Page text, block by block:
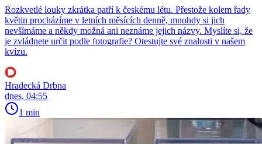
Rozkvetlé louky zkrátka patří k českému létu. Přestože kolem řady
květin procházíme v letních měsících denně, mnohdy si jich
nevšímáme a někdy možná ani neznáme jejich názvy. Myslíte si, že
je zvládnete určit podle fotografie? Otestujte své znalosti v našem
kvízu.
Hradecká Drbna
dnes, 04:55
1 min